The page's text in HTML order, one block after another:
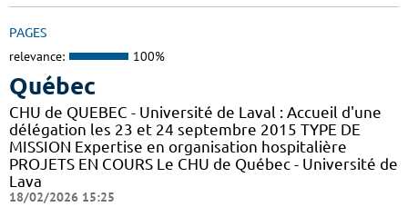
PAGES
relevance: 100%
Québec
CHU de QUEBEC - Université de Laval : Accueil d'une
délégation les 23 et 24 septembre 2015 TYPE DE
MISSION Expertise en organisation hospitalière
PROJETS EN COURS Le CHU de Québec - Université de
Lava
18/02/2026 15:25